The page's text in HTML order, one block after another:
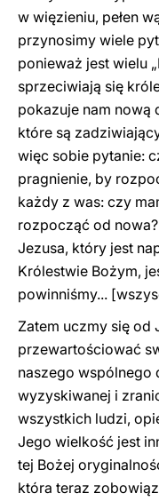
w więzieniu, pełen
przynosimy wiele
ponieważ jest wielu
sprzeciwiają się
pokazuje nam nową
które są
więc sobie pytanie:
pragnienie, by
każdy z was: czy
rozpocząć od
Jezusa, który jest
Królestwie Bożym,
powinniśmy...
Zatem uczmy się od
przewartościować
naszego wspólnego
wyzyskiwanej i
wszystkich ludzi,
Jego wielkość jest
tej Bożej
która teraz